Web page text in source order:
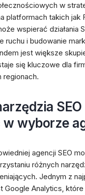
w
platformach takich jak
wspierać działania
ruchu i budowanie
jest większe
się kluczowe dla
regionach.
w wyborze
agencji SEO
różnych
Jednym z
Google Analytics, które